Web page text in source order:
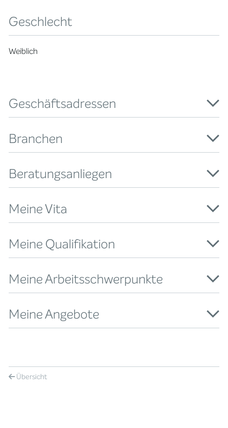
Geschlecht
Weiblich
Geschäftsadressen
Branchen
Beratungsanliegen
Meine Vita
Meine Qualifikation
Meine Arbeitsschwerpunkte
Meine Angebote
Übersicht